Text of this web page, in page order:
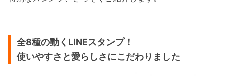
全8種の動くLINEスタンプ！
使いやすさと愛らしさにこだわりました